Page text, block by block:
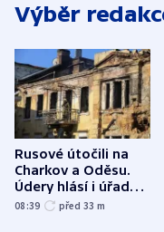
Výběr
Rusové útočili na
Charkov a Oděsu.
Údery hlásí i úřady v
Bělgorodu
08:39 před 33 m